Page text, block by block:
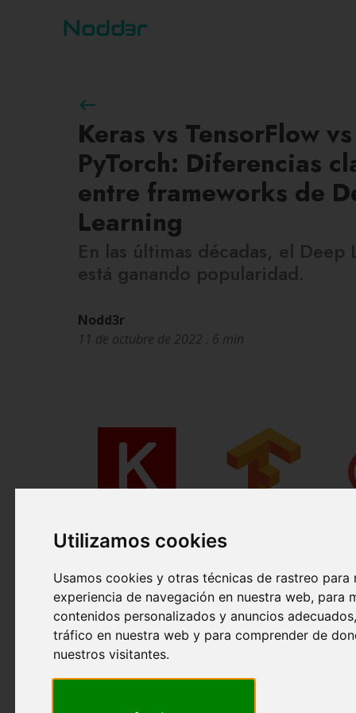
Utilizamos cookies
Usamos cookies y otras técnicas de rastreo para
experiencia de navegación en nuestra web, para
contenidos personalizados y anuncios
tráfico en nuestra web y para comprender de
nuestros visitantes.
west
Keras vs TensorFlow vs
PyTorch: Diferencias
entre frameworks de
Learning
En las últimas décadas, el Deep
está ganando popularidad.
Nodd3r
11 de octubre de 2022 . 6 min
indistintamente, lo que puede provocar alguna